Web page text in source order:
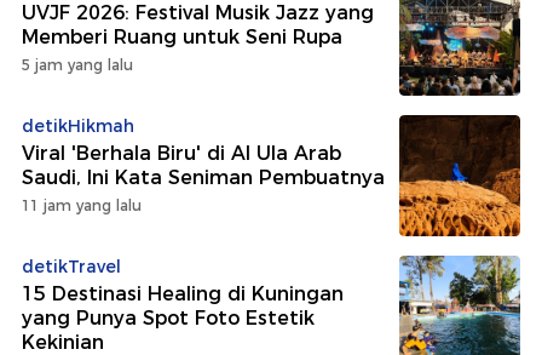
Promoted
Terakhir yang dicari
UVJF 2026: Festival Musik Jazz yang
Memberi Ruang untuk Seni Rupa
5 jam yang lalu
detikHikmah
Viral 'Berhala Biru' di Al Ula Arab
Saudi, Ini Kata Seniman Pembuatnya
11 jam yang lalu
detikTravel
15 Destinasi Healing di Kuningan
yang Punya Spot Foto Estetik
Kekinian